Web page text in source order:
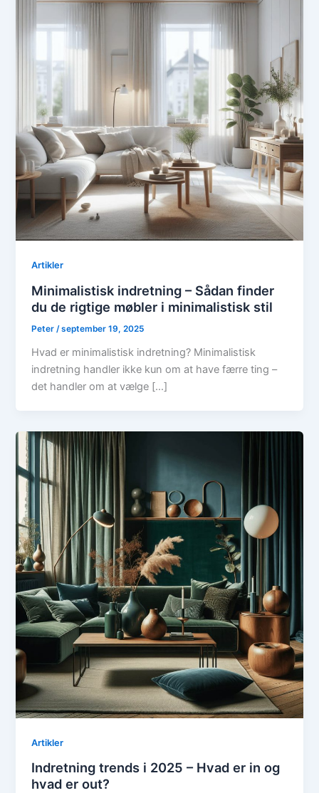
Artikler
Minimalistisk indretning – Sådan finder
du de rigtige møbler i minimalistisk stil
Peter /september 19, 2025
Hvad er minimalistisk indretning? Minimalistisk
indretning handler ikke kun om at have færre ting –
det handler om at vælge […]
Artikler
Indretning trends i 2025 – Hvad er in og
hvad er out?